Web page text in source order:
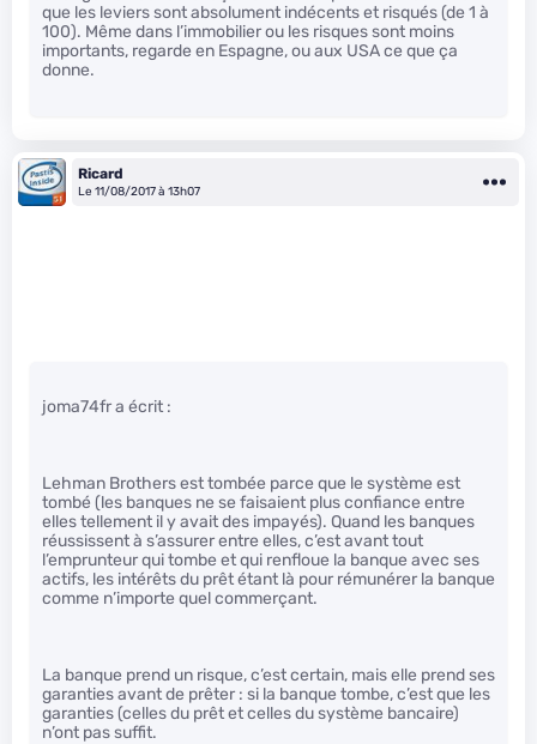
que les leviers sont absolument indécents et risqués (de 1 à
100). Même dans l’immobilier ou les risques sont moins
importants, regarde en Espagne, ou aux USA ce que ça
donne.
Ricard
Le 11/08/2017 à 13h07
joma74fr a écrit :
Lehman Brothers est tombée parce que le système est
tombé (les banques ne se faisaient plus confiance entre
elles tellement il y avait des impayés). Quand les banques
réussissent à s’assurer entre elles, c’est avant tout
l’emprunteur qui tombe et qui renfloue la banque avec ses
actifs, les intérêts du prêt étant là pour rémunérer la banque
comme n’importe quel commerçant.
La banque prend un risque, c’est certain, mais elle prend ses
garanties avant de prêter : si la banque tombe, c’est que les
garanties (celles du prêt et celles du système bancaire)
n’ont pas suffit.